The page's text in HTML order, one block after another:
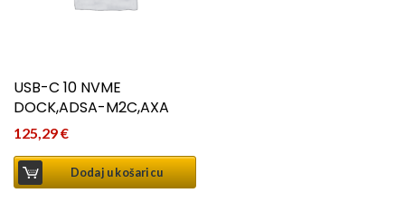
USB-C 10 NVME
DOCK,ADSA-M2C,AXA
125,29€
Dodaj u košaricu